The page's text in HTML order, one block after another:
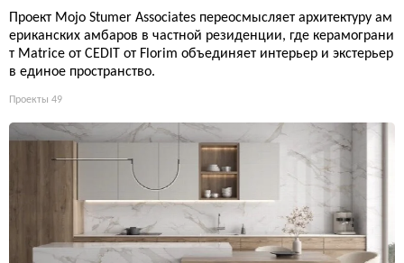
Проект Mojo Stumer Associates переосмысляет архитектуру ам
ериканских амбаров в частной резиденции, где керамограни
т Matrice от CEDIT от Florim объединяет интерьер и экстерьер
в единое пространство.
Проекты 49